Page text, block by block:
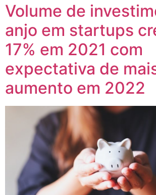
Volume de
anjo em startups
17% em 2021 com
expectativa de
aumento em 2022